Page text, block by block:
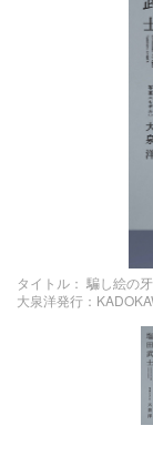
タイトル： 騙し絵の
大泉洋発行：